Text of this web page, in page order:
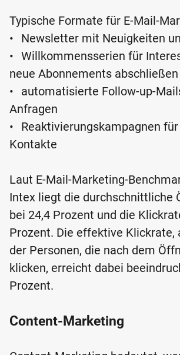
Typische Formate für E-Mail-
•
Newsletter mit Neuigkeiten
• Willkommensserien für
neue Abonnements abschließen
•
automatisierte Follow-up-
Anfragen
•
Reaktivierungskampagnen
Kontakte
Laut E-Mail-Marketing-
Intex liegt die durchschnittliche
bei 24,4 Prozent und die
Prozent. Die effektive Klickrate,
der Personen, die nach dem
klicken, erreicht dabei
Prozent.
Content-Marketing